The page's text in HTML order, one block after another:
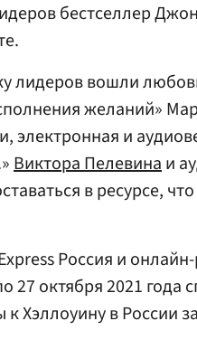
бестселлер
лидеров вошли
желаний»
электронная и
Виктора Пелевинаи
в ресурсе,
Россия и
27 октября 2021 года
Хэллоуину в России